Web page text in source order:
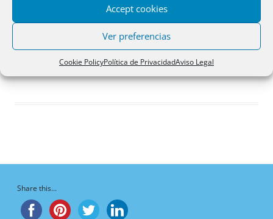
Accept cookies
Ver preferencias
Cookie PolicyPolítica de PrivacidadAviso Legal
Debates en los que
participa
¡Vaya, no hay debates aquí!
Share this...